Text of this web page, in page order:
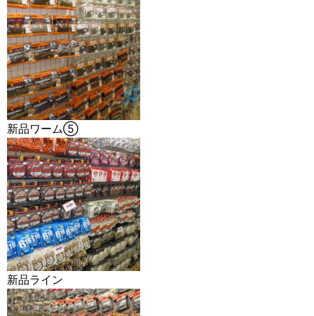
新品ワーム⑤
新品ライン